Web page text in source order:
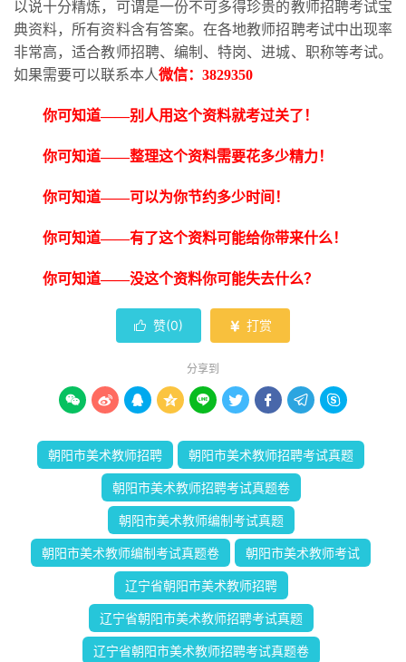
以说十分精炼，可谓是一份不可多得珍贵的教师招聘考试宝
典资料，所有资料含有答案。在各地教师招聘考试中出现率
非常高，适合教师招聘、编制、特岗、进城、职称等考试。
如果需要可以联系本人微信： 3829350
你可知道——别人用这个资料就考过关了！
你可知道——整理这个资料需要花多少精力！
你可知道——可以为你节约多少时间！
你可知道——有了这个资料可能给你带来什么！
你可知道——没这个资料你可能失去什么？
 赞(0)  打赏
分享到
        
朝阳市美术教师招聘 朝阳市美术教师招聘考试真题
朝阳市美术教师招聘考试真题卷
朝阳市美术教师编制考试真题
朝阳市美术教师编制考试真题卷 朝阳市美术教师考试
辽宁省朝阳市美术教师招聘
辽宁省朝阳市美术教师招聘考试真题
辽宁省朝阳市美术教师招聘考试真题卷